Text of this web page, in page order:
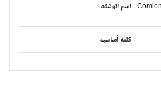
اسم الوثيقة
كلمة أساسية